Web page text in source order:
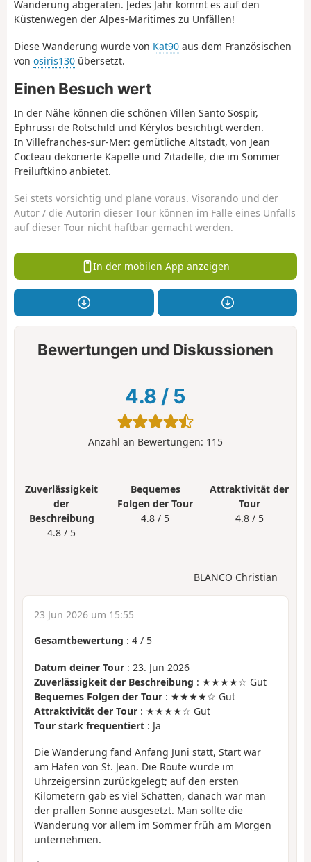
Wanderung abgeraten. Jedes Jahr kommt es auf den
Küstenwegen der Alpes-Maritimes zu Unfällen!
Diese Wanderung wurde von Kat90 aus dem Französischen
von osiris130 übersetzt.
Einen Besuch wert
In der Nähe können die schönen Villen Santo Sospir,
Ephrussi de Rotschild und Kérylos besichtigt werden.
In Villefranches-sur-Mer: gemütliche Altstadt, von Jean
Cocteau dekorierte Kapelle und Zitadelle, die im Sommer
Freiluftkino anbietet.
Sei stets vorsichtig und plane voraus. Visorando und der
Autor / die Autorin dieser Tour können im Falle eines Unfalls
auf dieser Tour nicht haftbar gemacht werden.
In der mobilen App anzeigen
Bewertungen und Diskussionen
4.8 / 5
Anzahl an Bewertungen: 115
Zuverlässigkeit
der
Beschreibung
4.8 / 5
Bequemes
Folgen der Tour
4.8 / 5
Attraktivität der
Tour
4.8 / 5
BLANCO Christian
23 Jun 2026 um 15:55
Gesamtbewertung : 4 / 5
Datum deiner Tour : 23. Jun 2026
Zuverlässigkeit der Beschreibung : ★★★★☆ Gut
Bequemes Folgen der Tour : ★★★★☆ Gut
Attraktivität der Tour : ★★★★☆ Gut
Tour stark frequentiert : Ja
Die Wanderung fand Anfang Juni statt, Start war
am Hafen von St. Jean. Die Route wurde im
Uhrzeigersinn zurückgelegt; auf den ersten
Kilometern gab es viel Schatten, danach war man
der prallen Sonne ausgesetzt. Man sollte die
Wanderung vor allem im Sommer früh am Morgen
unternehmen.